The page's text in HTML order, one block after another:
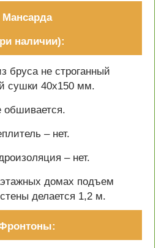
Мансарда
наличии):
бруса не строганный
сушки 40х150 мм.
обшивается.
– нет.
– нет.
домах подъем
делается 1,2 м.